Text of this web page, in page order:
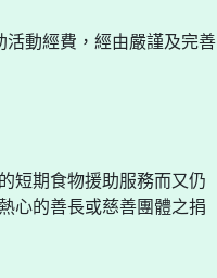
動經費，經由嚴謹及完善
短期食物援助服務而又仍
心的善長或慈善團體之捐